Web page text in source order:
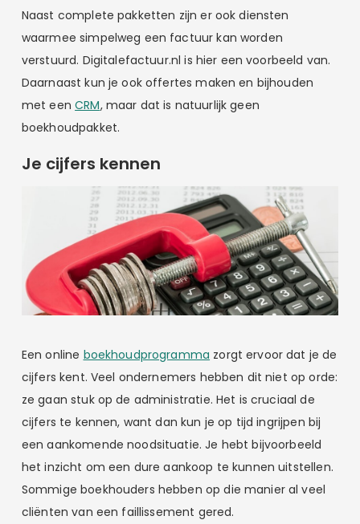
Naast complete pakketten zijn er ook diensten
waarmee simpelweg een factuur kan worden
verstuurd. Digitalefactuur.nl is hier een voorbeeld van.
Daarnaast kun je ook offertes maken en bijhouden
met eenCRM, maar dat is natuurlijk geen
boekhoudpakket.
Je cijfers kennen
Een online boekhoudprogramma zorgt ervoor dat je de
cijfers kent. Veel ondernemers hebben dit niet op orde:
ze gaan stuk op de administratie. Het is cruciaal de
cijfers te kennen, want dan kun je op tijd ingrijpen bij
een aankomende noodsituatie. Je hebt bijvoorbeeld
het inzicht om een dure aankoop te kunnen uitstellen.
Sommige boekhouders hebben op die manier al veel
cliënten van een faillissement gered.